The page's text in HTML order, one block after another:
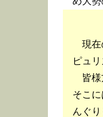
現在
ピュ
皆様
そこ
んぐ